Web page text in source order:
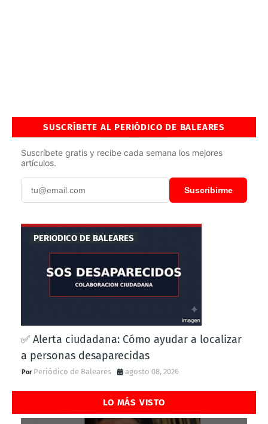
SUSCRÍBETE AL PERIÓDICO DE BALEARES
Suscríbete gratis y recibe cada semana los mejores
artículos.
Suscribirme
PERIODICO DE BALEARES
✅ Alerta ciudadana: Cómo ayudar a localizar
a personas desaparecidas
Periódico de Baleares agosto 08, 2026
LO MÁS VISTO